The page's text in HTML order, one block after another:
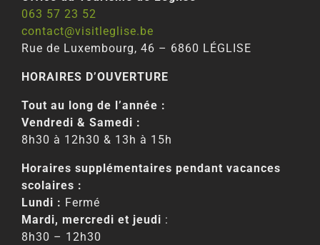
063 57 23 52
contact@visitleglise.be
Rue de Luxembourg, 46 – 6860 LÉGLISE
HORAIRES D’OUVERTURE
Tout au long de l’année :
Vendredi & Samedi :
8h30 à 12h30 & 13h à 15h
Horaires supplémentaires pendant vacances
scolaires :
Lundi : Fermé
Mardi, mercredi et jeudi :
8h30 – 12h30